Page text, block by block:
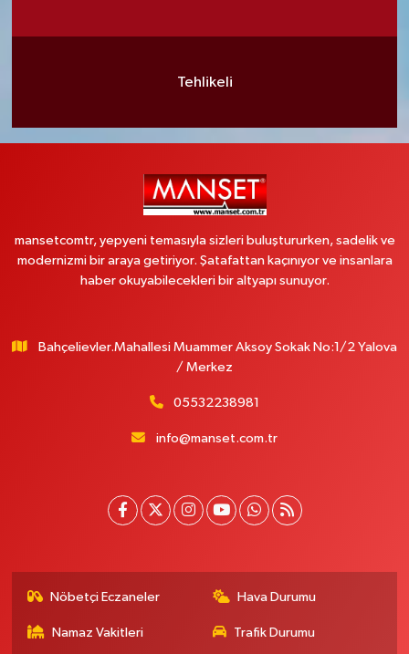
Tehlikeli
mansetcomtr, yepyeni temasıyla sizleri buluştururken, sadelik ve
modernizmi bir araya getiriyor. Şatafattan kaçınıyor ve insanlara
haber okuyabilecekleri bir altyapı sunuyor.
Bahçelievler.Mahallesi Muammer Aksoy Sokak No:1/2 Yalova
/ Merkez
05532238981
info@manset.com.tr
Nöbetçi Eczaneler Hava Durumu
Namaz Vakitleri Trafik Durumu